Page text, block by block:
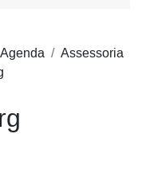
Agenda
Assessoria